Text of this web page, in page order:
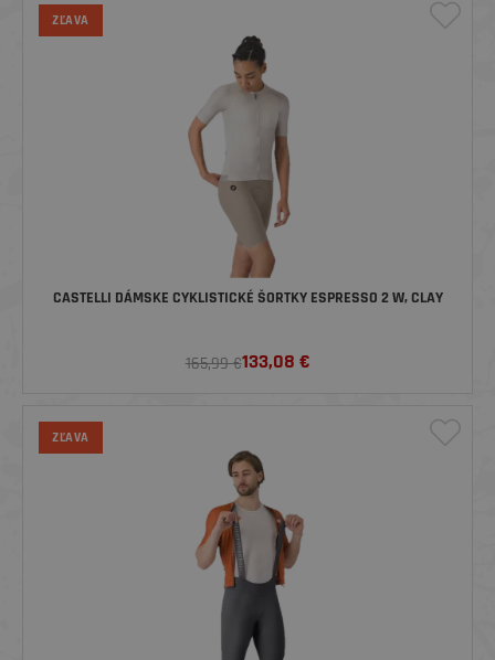
ZĽAVA
CASTELLI DÁMSKE CYKLISTICKÉ ŠORTKY ESPRESSO 2 W, CLAY
165,99 €133,08 €
ZĽAVA